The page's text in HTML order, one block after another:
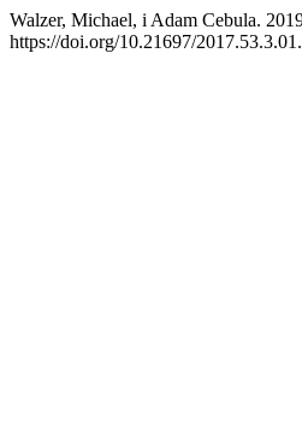
Walzer, Michael, i Adam Cebula.
https://doi.org/10.21697/2017.53.3.01.